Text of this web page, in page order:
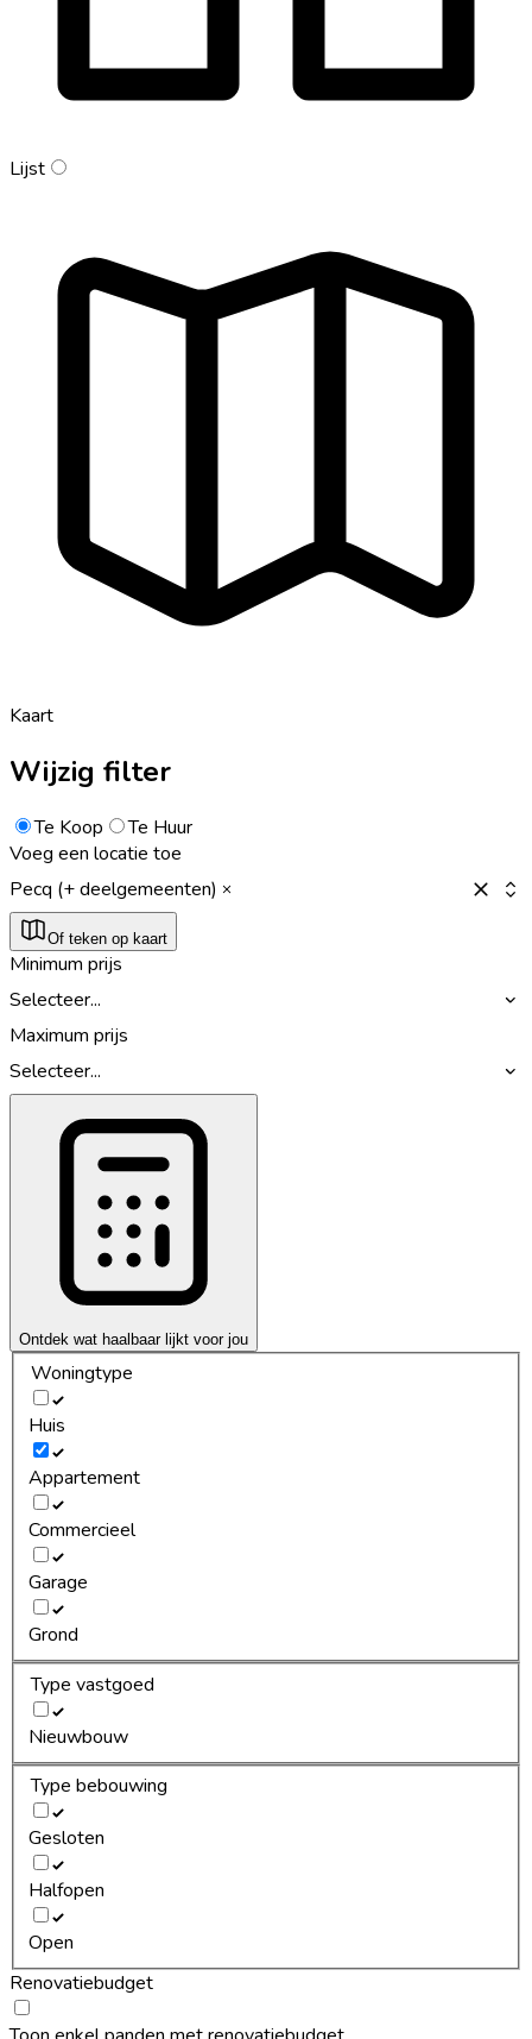
Lijst
Kaart
Wijzig filter
Te Koop
Te Huur
Voeg een locatie toe
Pecq (+ deelgemeenten)
Of teken op kaart
Minimum prijs
Selecteer...
Maximum prijs
Selecteer...
Ontdek wat haalbaar lijkt voor jou
Woningtype
Huis
Appartement
Commercieel
Garage
Grond
Type vastgoed
Nieuwbouw
Type bebouwing
Gesloten
Halfopen
Open
Renovatiebudget